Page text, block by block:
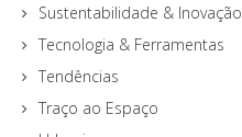
Sustentabilidade & Inovação
Tecnologia & Ferramentas
Tendências
Traço ao Espaço